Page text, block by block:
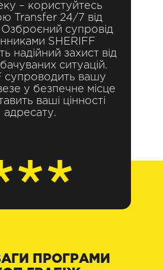
– користуйтесь
Transfer 24/7 від
Озброєний супровід
SHERIFF
надійний захист від
ситуацій.
супроводить вашу
у безпечне місце
ваші цінності
адресату.
ПРОГРАМИ